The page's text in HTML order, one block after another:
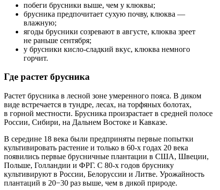
побеги брусники выше, чем у клюквы;
брусника предпочитает сухую почву, клюква —
влажную;
ягоды брусники созревают в августе, клюква зреет
не раньше сентября;
у брусники кисло-сладкий вкус, клюква немного
горчит.
Где растет брусника
Растет брусника в лесной зоне умеренного пояса. В диком
виде встречается в тундре, лесах, на торфяных болотах,
в горной местности. Брусника произрастает в средней полосе
России, Сибири, на Дальнем Востоке и Кавказе.
В середине 18 века были предприняты первые попытки
культивировать растение и только в 60-х годах 20 века
появились первые брусничные плантации в США, Швеции,
Польше, Голландии и ФРГ. С 80-х годов бруснику
культивируют в России, Белоруссии и Литве. Урожайность
плантаций в 20−30 раз выше, чем в дикой природе.